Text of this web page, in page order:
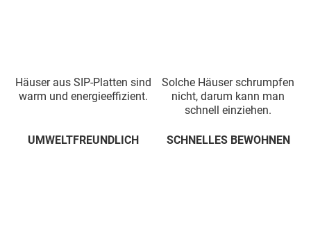
Häuser aus SIP-Platten sind
warm und energieeffizient.
Solche Häuser schrumpfen
nicht, darum kann man
schnell einziehen.
UMWELTFREUNDLICH SCHNELLES BEWOHNEN